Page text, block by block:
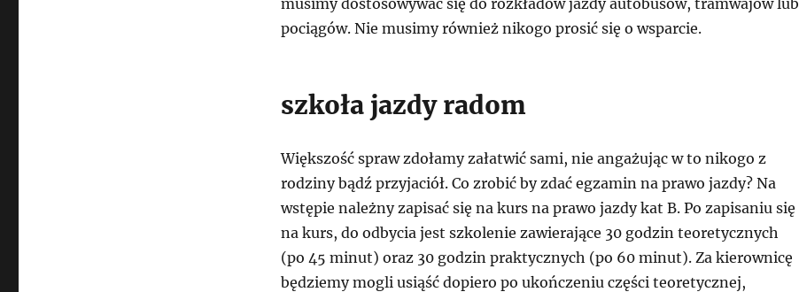
musimy dostosowywać się do rozkładów jazdy autobusów, tramwajów lub
pociągów. Nie musimy również nikogo prosić się o wsparcie.
szkoła jazdy radom
Większość spraw zdołamy załatwić sami, nie angażując w to nikogo z
rodziny bądź przyjaciół. Co zrobić by zdać egzamin na prawo jazdy? Na
wstępie należny zapisać się na kurs na prawo jazdy kat B. Po zapisaniu się
na kurs, do odbycia jest szkolenie zawierające 30 godzin teoretycznych
(po 45 minut) oraz 30 godzin praktycznych (po 60 minut). Za kierownicę
będziemy mogli usiąść dopiero po ukończeniu części teoretycznej,